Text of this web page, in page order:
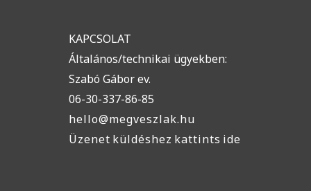
KAPCSOLAT
Általános/technikai ügyekben:
Szabó Gábor ev.
06-30-337-86-85
hello@megveszlak.hu
Üzenet küldéshez kattints ide